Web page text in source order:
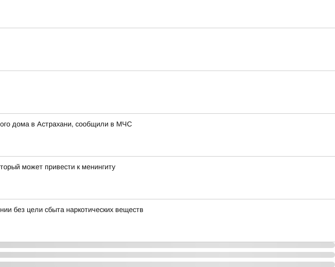
дома в Астрахани, сообщили в МЧС
может привести к менингиту
без цели сбыта наркотических веществ